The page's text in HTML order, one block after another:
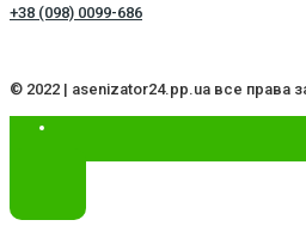
+38 (098) 0099-686
© 2022 | asenizator24.pp.ua все права